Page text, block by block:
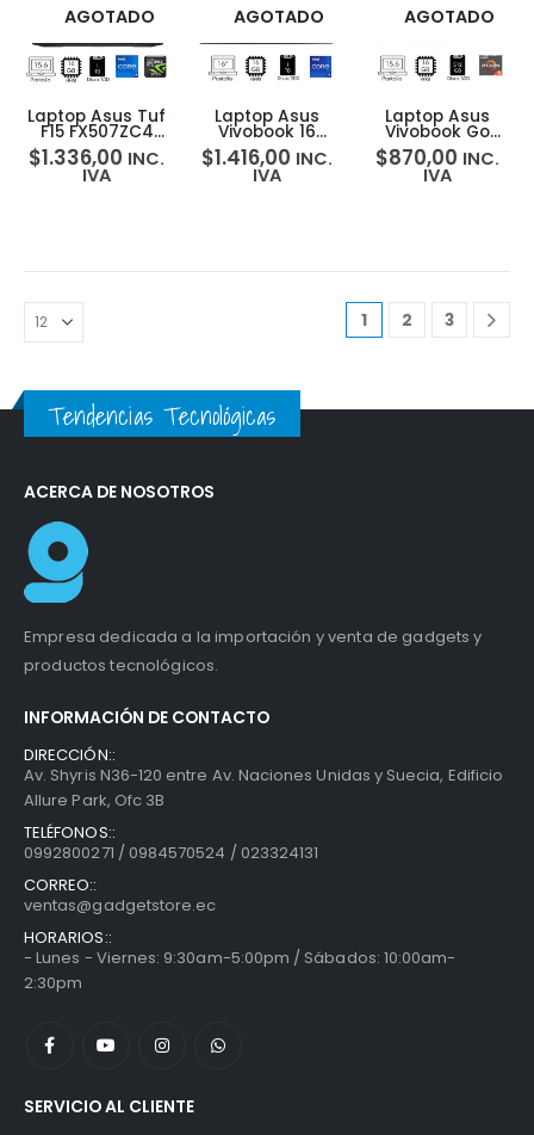
AGOTADO
Laptop Asus Tuf
F15 FX507ZC4
15.6″ 144Hz i7-
12700H 16GB 1TB
3050
$1.336,00 INC.
IVA
AGOTADO
Laptop Asus
Vivobook 16
X1605VA Intel I9-
13900 16Gb 1TB
16″FHD
$1.416,00 INC.
IVA
AGOTADO
Laptop Asus
Vivobook Go
E1504FA Amd
Ryzen 5-7520u
16gb 512gb 15.6″
$870,00 INC.
IVA
1 2 3
Tendencias Tecnológicas
ACERCA DE NOSOTROS
Empresa dedicada a la importación y venta de gadgets y
productos tecnológicos.
INFORMACIÓN DE CONTACTO
DIRECCIÓN::
Av. Shyris N36-120 entre Av. Naciones Unidas y Suecia, Edificio
Allure Park, Ofc 3B
TELÉFONOS::
0992800271 / 0984570524 / 023324131
CORREO::
ventas@gadgetstore.ec
HORARIOS::
- Lunes - Viernes: 9:30am-5:00pm / Sábados: 10:00am-
2:30pm
SERVICIO AL CLIENTE